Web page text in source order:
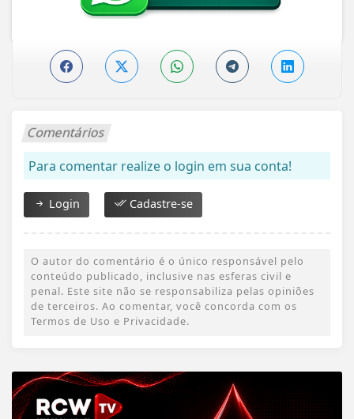
Comentários
Para comentar realize o login em sua conta!
Login Cadastre-se
O autor do comentário é o único responsável pelo
conteúdo publicado, inclusive nas esferas civil e
penal. Este site não se responsabiliza pelas opiniões
de terceiros. Ao comentar, você concorda com os
Termos de Uso e Privacidade.